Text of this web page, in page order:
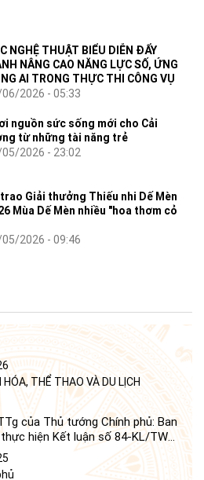
NGHỆ THUẬT BIỂU DIỄN ĐẨY
NÂNG CAO NĂNG LỰC SỐ, ỨNG
AI TRONG THỰC THI CÔNG VỤ
2026 - 05:33
nguồn sức sống mới cho Cải
từ những tài năng trẻ
2026 - 23:02
Giải thưởng Thiếu nhi Dế Mèn
Mùa Dế Mèn nhiều "hoa thơm cỏ
2026 - 09:46
HÓA, THỂ THAO VÀ DU LỊCH
của Thủ tướng Chính phủ: Ban
hiện Kết luận số 84-KL/TW
của Bộ Chính trị tiếp tục thực
ngày 16 tháng 6 năm 2008